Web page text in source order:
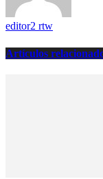
editor2 rtw
Artículos